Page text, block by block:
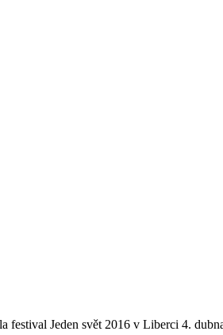
festival Jeden svět 2016 v Liberci 4.